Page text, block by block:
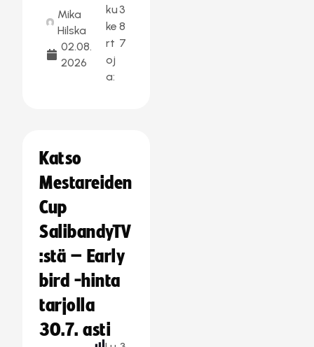
Mika
Hilska
02.08.
2026
ku
ke
rt
oj
a:
3
8
7
Katso
Mestareiden
Cup
SalibandyTV
:stä – Early
bird -hinta
tarjolla
30.7. asti